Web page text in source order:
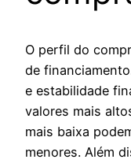
O perfil do
de
e estabilidade
valores mais
mais baixa
menores. Além